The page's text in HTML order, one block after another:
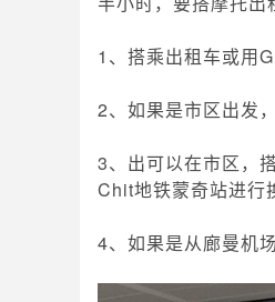
1、搭乘出租车或用
2、如果是市区出发
3、出可以在市区，
Chit地铁蒙奇站进行
4、如果是从廊曼机